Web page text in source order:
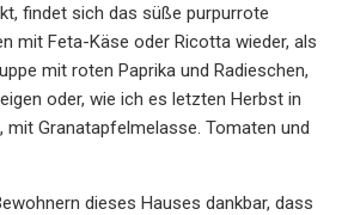
findet sich das süße purpurrote
mit Feta-Käse oder Ricotta wieder, als
mit roten Paprika und Radieschen,
oder, wie ich es letzten Herbst in
mit Granatapfelmelasse. Tomaten und
dieses Hauses dankbar, dass